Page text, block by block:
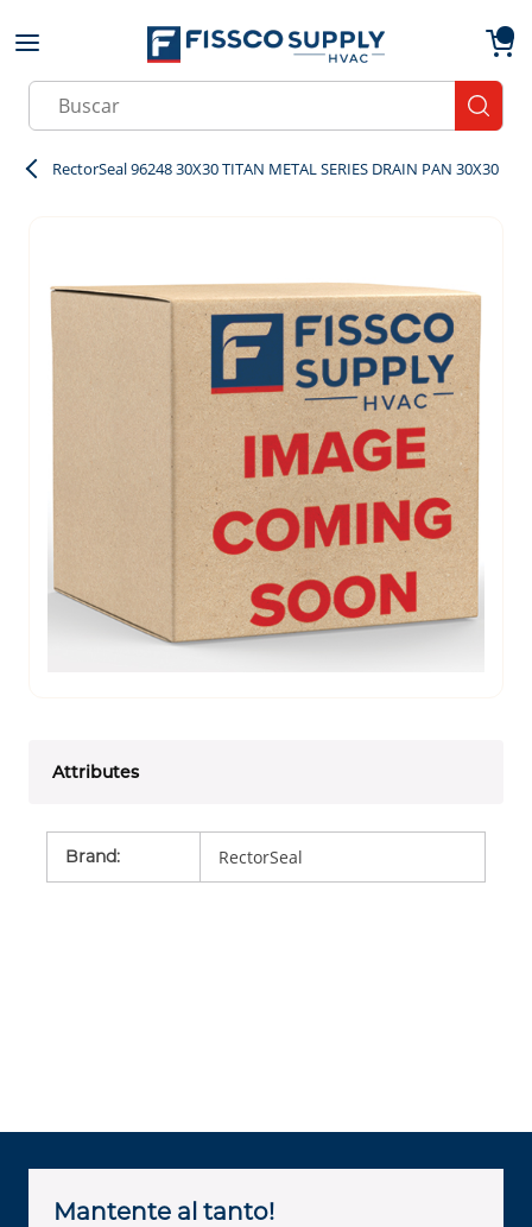
Skip to main content
Site Search
RectorSeal 96248 30X30 TITAN METAL SERIES DRAIN PAN 30X30
Attributes
Brand: RectorSeal
Mantente al tanto!